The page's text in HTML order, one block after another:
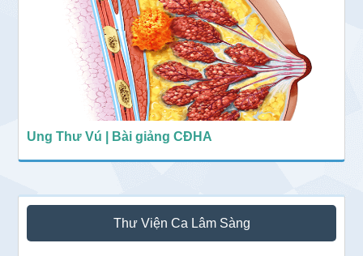
Ung Thư Vú | Bài giảng CĐHA
Thư Viện Ca Lâm Sàng